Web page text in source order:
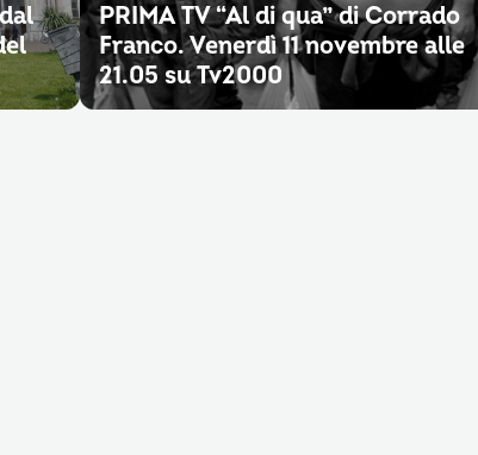
PRIMA TV “Al di qua” di Corrado
Franco. Venerdì 11 novembre alle
21.05 su Tv2000